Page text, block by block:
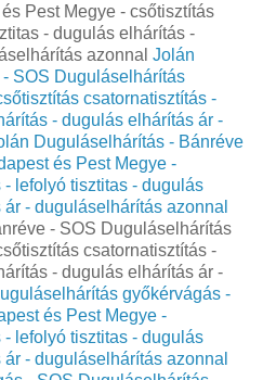
Pest Megye - csőtisztítás
- dugulás elhárítás -
azonnal Jolán
SOS Duguláselhárítás
csatornatisztítás -
- dugulás elhárítás ár -
Duguláselhárítás - Bánréve
és Pest Megye -
lefolyó tisztitas - dugulás
- duguláselhárítás azonnal
- SOS Duguláselhárítás
csatornatisztítás -
- dugulás elhárítás ár -
győkérvágás -
és Pest Megye -
lefolyó tisztitas - dugulás
- duguláselhárítás azonnal